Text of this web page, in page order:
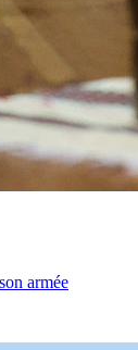
armée